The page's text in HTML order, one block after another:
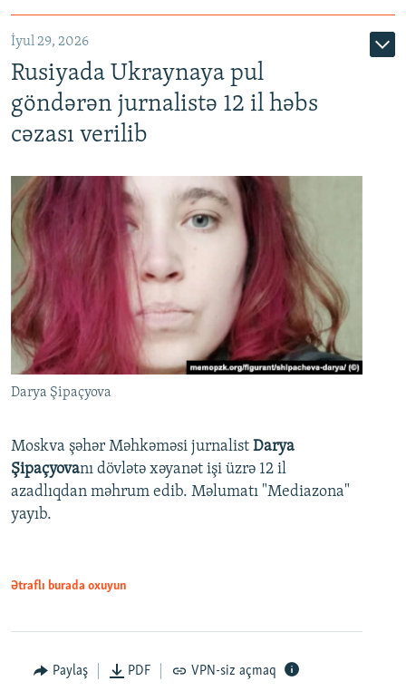
İyul 29, 2026
Rusiyada Ukraynaya pul
göndərən jurnalistə 12 il həbs
cəzası verilib
Darya Şipaçyova
Moskva şəhər Məhkəməsi jurnalist Darya
Şipaçyovanı dövlətə xəyanət işi üzrə 12 il
azadlıqdan məhrum edib. Məlumatı "Mediazona"
yayıb.
Ətraflı burada oxuyun
Paylaş PDF VPN-siz açmaq